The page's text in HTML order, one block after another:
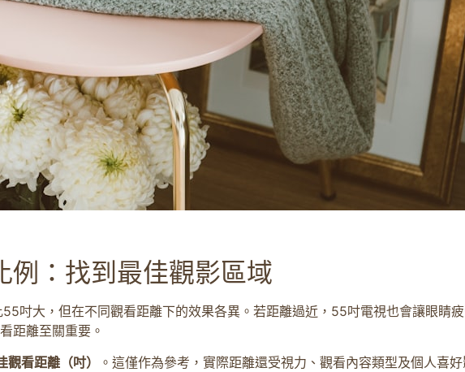
例：找到最佳觀影區域
吋大，但在不同觀看距離下的效果各異。若距離過近，55吋電視也會讓眼睛
距離至關重要。
看距離（吋）
。這僅作為參考，實際距離還受視力、觀看內容類型及個人喜